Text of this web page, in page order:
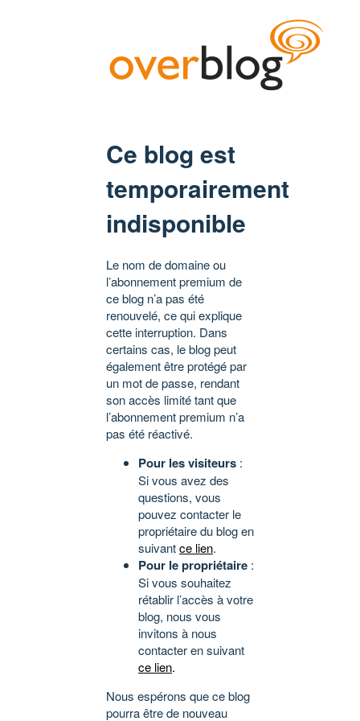
Ce blog est
temporairement
indisponible
Le nom de domaine ou
l’abonnement premium de
ce blog n’a pas été
renouvelé, ce qui explique
cette interruption. Dans
certains cas, le blog peut
également être protégé par
un mot de passe, rendant
son accès limité tant que
l’abonnement premium n’a
pas été réactivé.
Pour les visiteurs :
Si vous avez des
questions, vous
pouvez contacter le
propriétaire du blog en
suivantce lien.
Pour le propriétaire :
Si vous souhaitez
rétablir l’accès à votre
blog, nous vous
invitons à nous
contacter en suivant
ce lien.
Nous espérons que ce blog
pourra être de nouveau